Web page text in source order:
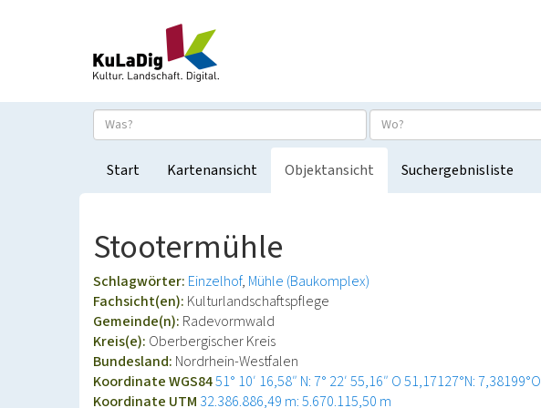
Start Kartenansicht Objektansicht Suchergebnisliste
Stootermühle
Schlagwörter: Einzelhof Mühle (Baukomplex)
Fachsicht(en): Kulturlandschaftspflege
Gemeinde(n): Radevormwald
Kreis(e): Oberbergischer Kreis
Bundesland: Nordrhein-Westfalen
Koordinate WGS8451° 10′ 16,58″ N: 7° 22′ 55,16″ O51,17127°N: 7,38199°O
Koordinate UTM 32.386.886,49 m: 5.670.115,50 m